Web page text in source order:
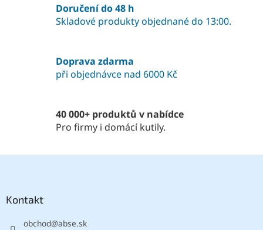
á
d
a
p
r
y
v
ý
i
Doručení do 48 h
Skladové produkty objednané do 13:00.
Doprava zdarma
při objednávce nad 6000 Kč
40 000+ produktů v nabídce
Pro firmy i domácí kutily.
Kontakt
obchod@abse.sk